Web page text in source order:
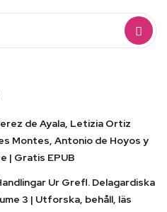
de Ayala, Letizia Ortiz
Montes, Antonio de Hoyos y
| Gratis EPUB
Ur Grefl. Delagardiska
3 | Utforska, behåll, läs